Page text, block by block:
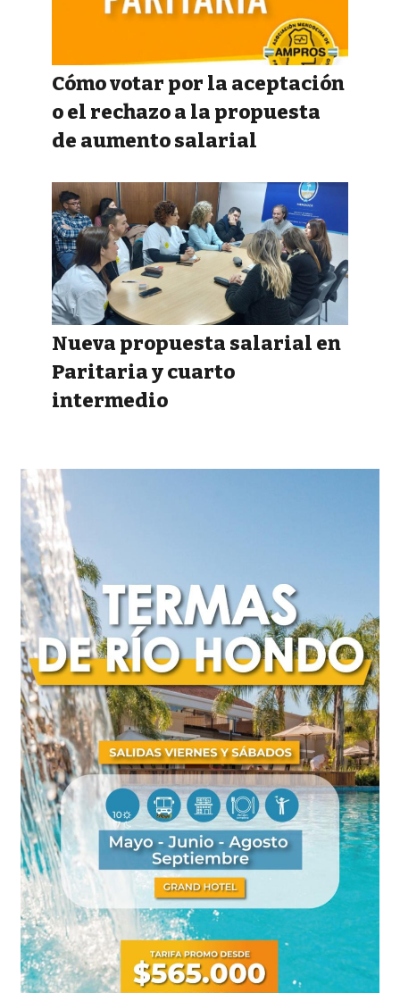
Cómo votar por la aceptación
o el rechazo a la propuesta
de aumento salarial
Nueva propuesta salarial en
Paritaria y cuarto
intermedio